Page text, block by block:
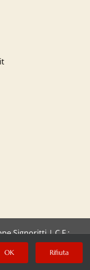
Signoritti | C.F.:
OK Rifiuta